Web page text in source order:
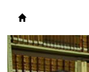
Biblioteca